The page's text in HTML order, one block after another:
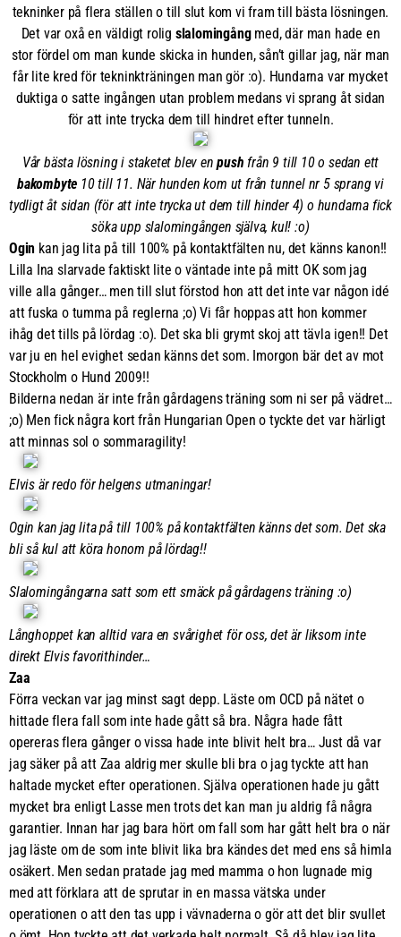
tekninker på flera ställen o till slut kom vi fram till bästa lösningen.
Det var oxå en väldigt rolig slalomingångmed, där man hade en
stor fördel om man kunde skicka in hunden, sån’t gillar jag, när man
får lite kred för tekninkträningen man gör :o). Hundarna var mycket
duktiga o satte ingången utan problem medans vi sprang åt sidan
för att inte trycka dem till hindret efter tunneln.
Vår bästa lösning i staketet blev enpush från 9 till 10 o sedan ett
bakombyte 10 till 11. När hunden kom ut från tunnel nr 5 sprang vi
tydligt åt sidan (för att inte trycka ut dem till hinder 4) o hundarna fick
söka upp slalomingången själva, kul! :o)
Ogin kan jag lita på till 100% på kontaktfälten nu, det känns kanon!!
Lilla Ina slarvade faktiskt lite o väntade inte på mitt OK som jag
ville alla gånger… men till slut förstod hon att det inte var någon idé
att fuska o tumma på reglerna ;o) Vi får hoppas att hon kommer
ihåg det tills på lördag :o). Det ska bli grymt skoj att tävla igen!! Det
var ju en hel evighet sedan känns det som. Imorgon bär det av mot
Stockholm o Hund 2009!!
Bilderna nedan är inte från gårdagens träning som ni ser på vädret…
;o) Men fick några kort från Hungarian Open o tyckte det var härligt
att minnas sol o sommaragility!
Elvis är redo för helgens utmaningar!
Ogin kan jag lita på till 100% på kontaktfälten känns det som. Det ska
bli så kul att köra honom på lördag!!
Slalomingångarna satt som ett smäck på gårdagens träning :o)
Långhoppet kan alltid vara en svårighet för oss, det är liksom inte
direkt Elvis favorithinder…
Zaa
Förra veckan var jag minst sagt depp. Läste om OCD på nätet o
hittade flera fall som inte hade gått så bra. Några hade fått
opereras flera gånger o vissa hade inte blivit helt bra… Just då var
jag säker på att Zaa aldrig mer skulle bli bra o jag tyckte att han
haltade mycket efter operationen. Själva operationen hade ju gått
mycket bra enligt Lasse men trots det kan man ju aldrig få några
garantier. Innan har jag bara hört om fall som har gått helt bra o när
jag läste om de som inte blivit lika bra kändes det med ens så himla
osäkert. Men sedan pratade jag med mamma o hon lugnade mig
med att förklara att de sprutar in en massa vätska under
operationen o att den tas upp i vävnaderna o gör att det blir svullet